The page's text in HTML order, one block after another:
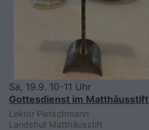
Sa, 19.9. 10-11 Uhr
Gottesdienst im Matthäusstift
Lektor Pietschmann
Landshut Matthäusstift